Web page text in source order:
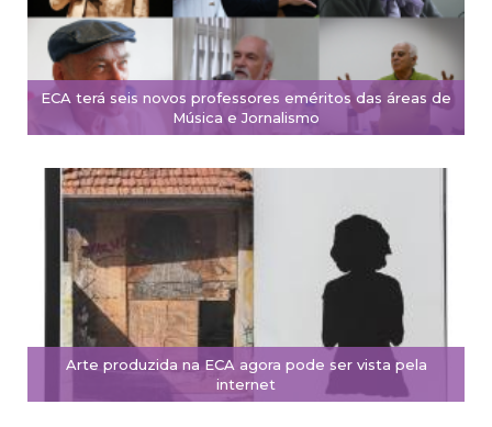
ECA terá seis novos professores eméritos das áreas de
Música e Jornalismo
Arte produzida na ECA agora pode ser vista pela
internet